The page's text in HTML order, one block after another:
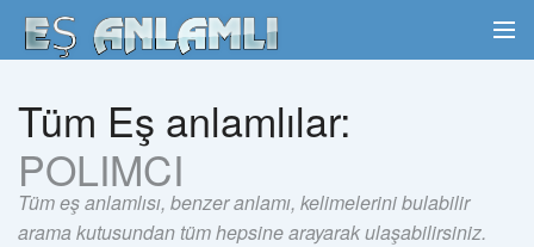
Tüm Eş anlamlılar:
POLIMCI
Tüm eş anlamlısı, benzer anlamı, kelimelerini bulabilir
arama kutusundan tüm hepsine arayarak ulaşabilirsiniz.